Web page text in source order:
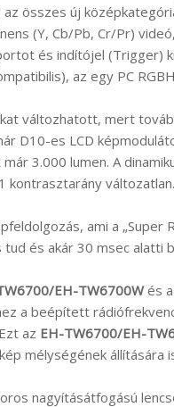
összes új
(Y, Cb/Pb, Cr/Pr)
és indítójel (Trigger)
az egy PC
változhatott, mert
D10-es LCD
3.000 lumen. A
kontrasztarány változatlan.
ami a
tud és akár 30 msec alatti
EH-TW6700Wés
a beépített
az EH-TW6700/EH-
mélységének állítására
nagyításátfogású